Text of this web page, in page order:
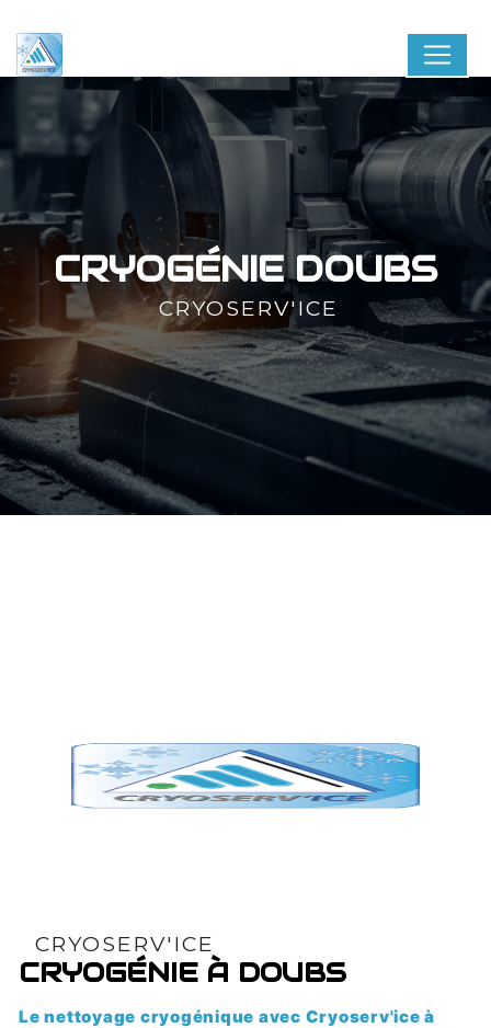
CRYOGÉNIE DOUBS
CRYOSERV'ICE
CRYOSERV'ICE
CRYOGÉNIE À DOUBS
Le nettoyage cryogénique avec Cryoserv'ice à